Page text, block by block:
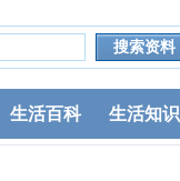
生活百科 生活知识